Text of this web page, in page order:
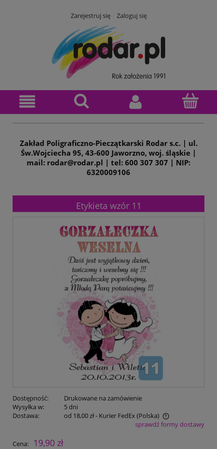
Zarejestruj się Zaloguj się
Zakład Poligraficzno-Pieczątkarski Rodar s.c. | ul.
Św.Wojciecha 95, 43-600 Jaworzno, woj. śląskie |
mail: rodar@rodar.pl | tel: 600 307 307 | NIP:
6320009106
Etykieta wzór 11
Dostępność:
Drukowane na zamówienie
Wysyłka w:
5 dni
Dostawa:
od 18,00 zł- Kurier FedEx(Polska)
Cena nie zawiera ewentualnych kosztów płatnościsprawdź formy dostawy
Cena: 19,90 zł